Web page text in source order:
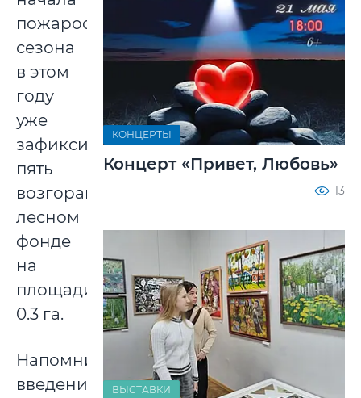
пожароопасного
сезона
в этом
году
уже
зафиксировано
пять
возгораний
лесном
фонде
на
площади
0.3 га.
Напомним,
введение
КОНЦЕРТЫ
Концерт «Привет, Любовь»
13
ВЫСТАВКИ